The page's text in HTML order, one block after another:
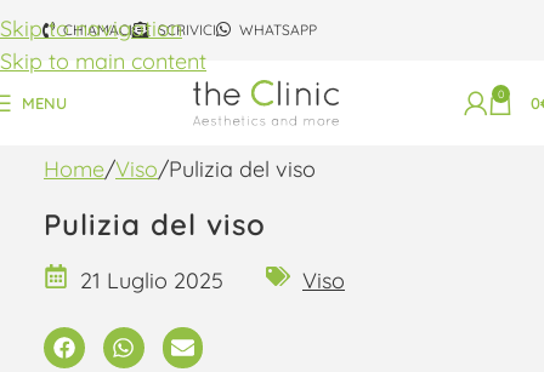
Skip to navigation
Skip to main content
CHIAMACI SCRIVICI WHATSAPP
MENU 0 0
Home Viso Pulizia del viso
Pulizia del viso
21 Luglio 2025 Viso